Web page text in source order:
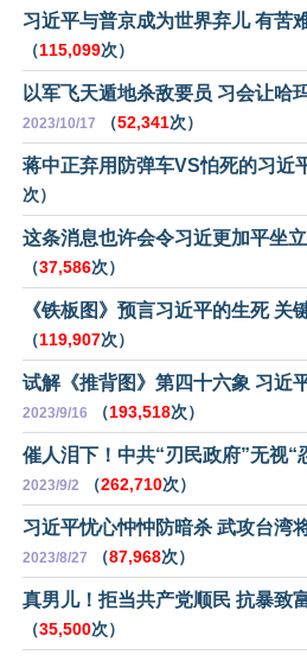
习近平与普京成为世界弃儿 有苦
（115,099次）
以军飞天遁地杀敌要员 习会让哈
2023/10/17 （52,341次）
蒋中正弃用防弹车VS怕死的习近
次）
这条消息也许会令习近更加平坐
（37,586次）
《铁板图》预言习近平的生死 关
（119,907次）
试解《推背图》第四十六象 习近
2023/9/16 （193,518次）
催人泪下！中共“刃民政府”无视“
2023/9/2 （262,710次）
习近平忧心忡忡防暗杀 武攻台湾
2023/8/27 （87,968次）
真男儿！拒当共产党顺民 抗暴致
（35,500次）